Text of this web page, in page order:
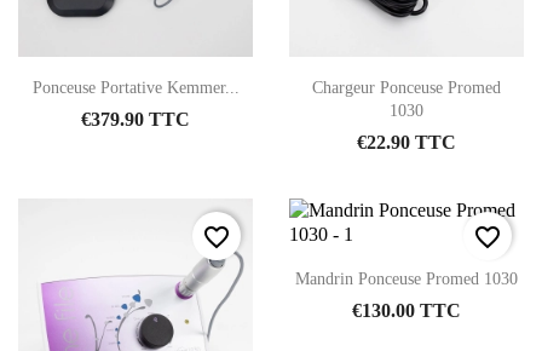
Ponceuse Portative Kemmer...
€379.90 TTC
Chargeur Ponceuse Promed
1030
€22.90 TTC
favorite_border
Mandrin Ponceuse Promed 1030
€130.00 TTC
favorite_border